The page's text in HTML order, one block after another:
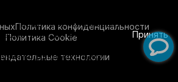
Политика конфиденциальности
Политика Cookie
технологии
Продолжая использовать
с использованием
дополнительной
Принять